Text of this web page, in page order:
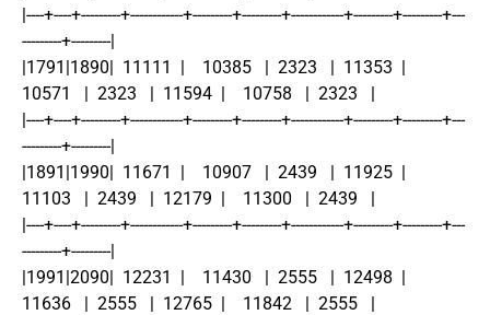
|----+----+---------+------------+---------+---------+------------+---------+---------+---
---------+---------|
|1791|1890|  11111  |    10385   |  2323   |  11353  |
10571   |  2323   |  11594  |    10758   |  2323   |
|----+----+---------+------------+---------+---------+------------+---------+---------+---
---------+---------|
|1891|1990|  11671  |    10907   |  2439   |  11925  |
11103   |  2439   |  12179  |    11300   |  2439   |
|----+----+---------+------------+---------+---------+------------+---------+---------+---
---------+---------|
|1991|2090|  12231  |    11430   |  2555   |  12498  |
11636   |  2555   |  12765  |    11842   |  2555   |